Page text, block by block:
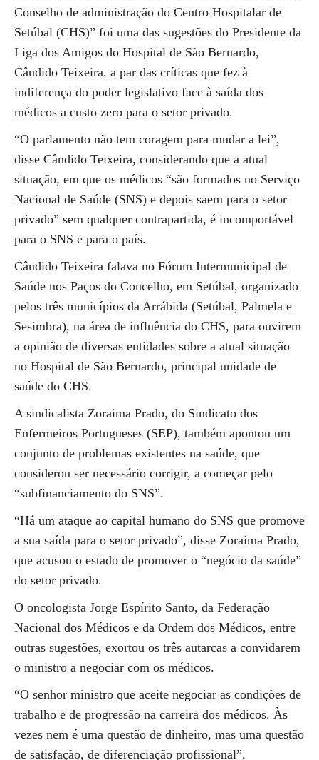
Conselho de administração do Centro Hospitalar de
Setúbal (CHS)” foi uma das sugestões do Presidente da
Liga dos Amigos do Hospital de São Bernardo,
Cândido Teixeira, a par das críticas que fez à
indiferença do poder legislativo face à saída dos
médicos a custo zero para o setor privado.
“O parlamento não tem coragem para mudar a lei”,
disse Cândido Teixeira, considerando que a atual
situação, em que os médicos “são formados no Serviço
Nacional de Saúde (SNS) e depois saem para o setor
privado” sem qualquer contrapartida, é incomportável
para o SNS e para o país.
Cândido Teixeira falava no Fórum Intermunicipal de
Saúde nos Paços do Concelho, em Setúbal, organizado
pelos três municípios da Arrábida (Setúbal, Palmela e
Sesimbra), na área de influência do CHS, para ouvirem
a opinião de diversas entidades sobre a atual situação
no Hospital de São Bernardo, principal unidade de
saúde do CHS.
A sindicalista Zoraima Prado, do Sindicato dos
Enfermeiros Portugueses (SEP), também apontou um
conjunto de problemas existentes na saúde, que
considerou ser necessário corrigir, a começar pelo
“subfinanciamento do SNS”.
“Há um ataque ao capital humano do SNS que promove
a sua saída para o setor privado”, disse Zoraima Prado,
que acusou o estado de promover o “negócio da saúde”
do setor privado.
O oncologista Jorge Espírito Santo, da Federação
Nacional dos Médicos e da Ordem dos Médicos, entre
outras sugestões, exortou os três autarcas a convidarem
o ministro a negociar com os médicos.
“O senhor ministro que aceite negociar as condições de
trabalho e de progressão na carreira dos médicos. Às
vezes nem é uma questão de dinheiro, mas uma questão
de satisfação, de diferenciação profissional”,